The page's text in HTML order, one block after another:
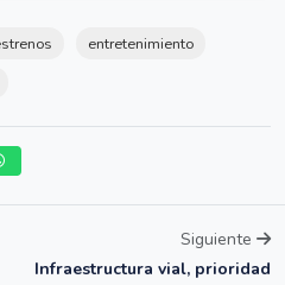
entretenimiento
Siguiente
Infraestructura vial, prioridad